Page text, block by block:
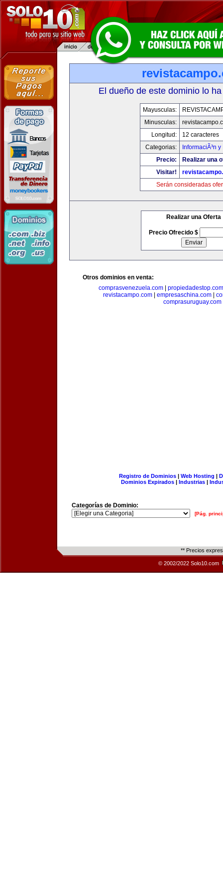
El dueño de este dominio lo
Mayusculas:
Minusculas:
Longitud:
12 caracteres
Categorias:
InformaciÃ³n
Precio:
Realizar una
Visitar!
Serán consideradas
Realizar una Oferta
Precio Ofrecido $
Otros dominios en venta:
comprasvenezuela.com
propiedadestop.com
revistacampo.com
empresaschina.com
comprasuruguay.com
Registro de Dominios| Web Hosting |
Dominios Expirados | Industrias |
Categorías de Dominio:
[Pág.
** Precios
© 2002/2022 Solo10.com